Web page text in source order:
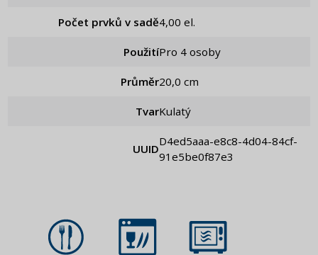
Počet prvků v sadě 4,00 el.
Použití Pro 4 osoby
Průměr 20,0 cm
Tvar Kulatý
UUID
d4ed5aaa-e8c8-4d04-84cf-
91e5be0f87e3